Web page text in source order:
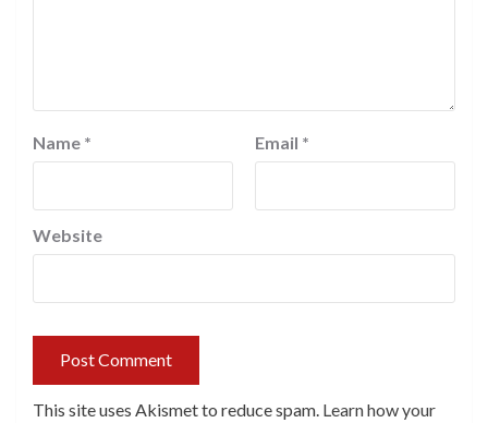
Name * Email *
Website
This site uses Akismet to reduce spam. Learn how your